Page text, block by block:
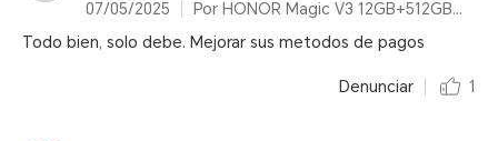
07/05/2025
Por HONOR Magic V3 12GB+512GB, Green, Dual Card
Todo bien, solo debe. Mejorar sus metodos de pagos
Denunciar 1